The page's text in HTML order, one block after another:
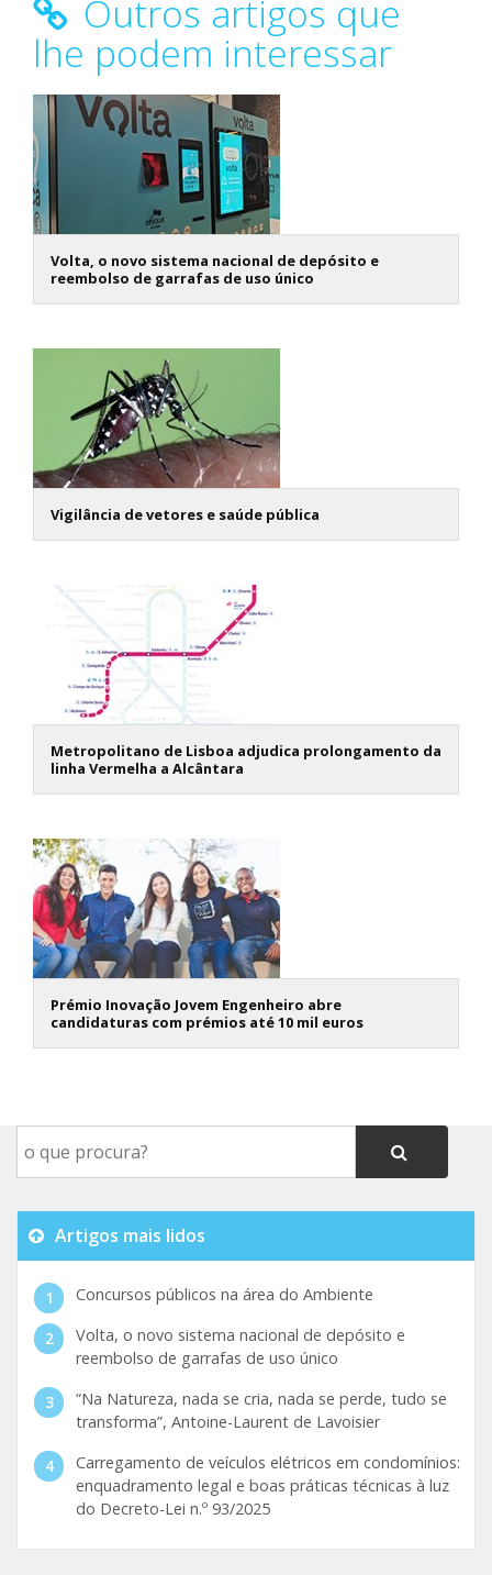
Outros artigos que
lhe podem interessar
Volta, o novo sistema nacional de depósito e
reembolso de garrafas de uso único
Vigilância de vetores e saúde pública
Metropolitano de Lisboa adjudica prolongamento da
linha Vermelha a Alcântara
Prémio Inovação Jovem Engenheiro abre
candidaturas com prémios até 10 mil euros
Artigos mais lidos
Concursos públicos na área do Ambiente
Volta, o novo sistema nacional de depósito e
reembolso de garrafas de uso único
“Na Natureza, nada se cria, nada se perde, tudo se
transforma”, Antoine-Laurent de Lavoisier
Carregamento de veículos elétricos em condomínios:
enquadramento legal e boas práticas técnicas à luz
do Decreto-Lei n.º 93/2025